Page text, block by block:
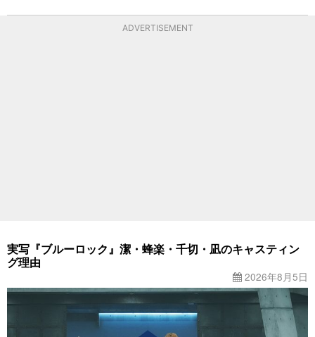
ADVERTISEMENT
実写『ブルーロック』潔・蜂楽・千切・凪のキャスティン
グ理由
2026年8月5日